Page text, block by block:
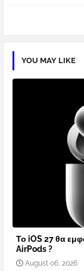
YOU MAY LIKE
Το iOS 27 θα
AirPods ?
August 06, 2026